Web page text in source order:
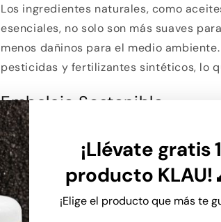
Los ingredientes naturales, como
esenciales, no solo son más suaves
menos dañinos para el medio
pesticidas y fertilizantes sintéticos, lo
Embalaje Sostenible
Otro aspecto importante de la
empaquetado sostenible. Las marcas
plástico tradicionales, que pueden
En su lugar, optan por materiales
que tienen un impacto mucho menor
¡Llévate gratis 1
producto KLAU!
¡Elige el producto que más te